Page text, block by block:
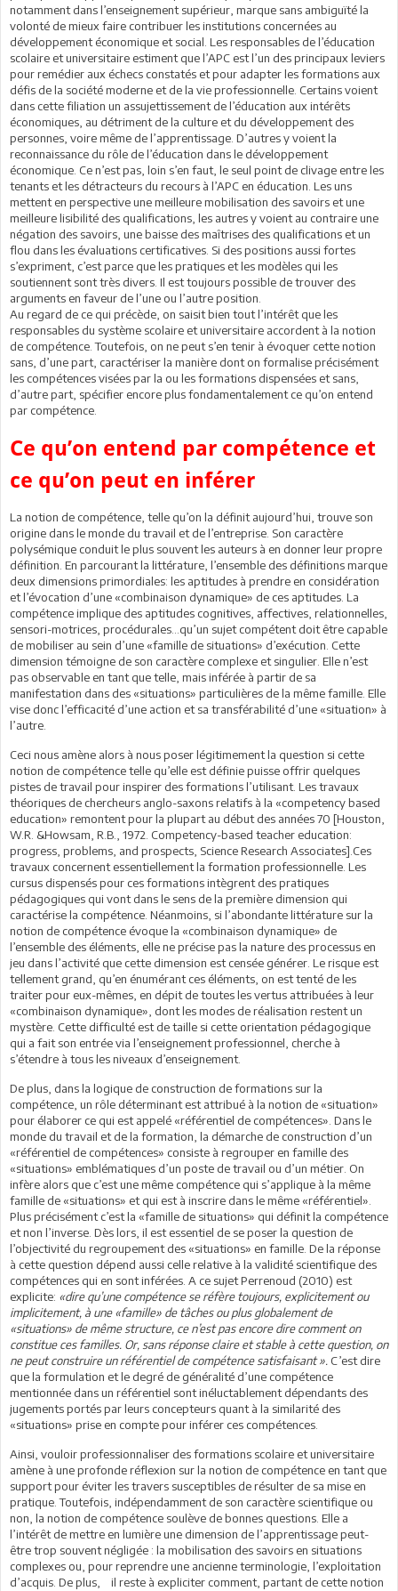
notamment dans l’enseignement supérieur, marque sans ambiguïté la
volonté de mieux faire contribuer les institutions concernées au
développement économique et social. Les responsables de l’éducation
scolaire et universitaire estiment que l’APC est l’un des principaux leviers
pour remédier aux échecs constatés et pour adapter les formations aux
défis de la société moderne et de la vie professionnelle. Certains voient
dans cette filiation un assujettissement de l’éducation aux intérêts
économiques, au détriment de la culture et du développement des
personnes, voire même de l’apprentissage. D’autres y voient la
reconnaissance du rôle de l’éducation dans le développement
économique. Ce n’est pas, loin s’en faut, le seul point de clivage entre les
tenants et les détracteurs du recours à l’APC en éducation. Les uns
mettent en perspective une meilleure mobilisation des savoirs et une
meilleure lisibilité des qualifications, les autres y voient au contraire une
négation des savoirs, une baisse des maîtrises des qualifications et un
flou dans les évaluations certificatives. Si des positions aussi fortes
s’expriment, c’est parce que les pratiques et les modèles qui les
soutiennent sont très divers. Il est toujours possible de trouver des
arguments en faveur de l’une ou l’autre position.
Au regard de ce qui précède, on saisit bien tout l’intérêt que les
responsables du système scolaire et universitaire accordent à la notion
de compétence. Toutefois, on ne peut s’en tenir à évoquer cette notion
sans, d’une part, caractériser la manière dont on formalise précisément
les compétences visées par la ou les formations dispensées et sans,
d’autre part, spécifier encore plus fondamentalement ce qu’on entend
par compétence.
Ce qu’on entend par compétence et
ce qu’on peut en inférer
La notion de compétence, telle qu’on la définit aujourd’hui, trouve son
origine dans le monde du travail et de l’entreprise. Son caractère
polysémique conduit le plus souvent les auteurs à en donner leur propre
définition. En parcourant la littérature, l’ensemble des définitions marque
deux dimensions primordiales: les aptitudes à prendre en considération
et l’évocation d’une «combinaison dynamique» de ces aptitudes. La
compétence implique des aptitudes cognitives, affectives, relationnelles,
sensori-motrices, procédurales…qu’un sujet compétent doit être capable
de mobiliser au sein d’une «famille de situations» d’exécution. Cette
dimension témoigne de son caractère complexe et singulier. Elle n’est
pas observable en tant que telle, mais inférée à partir de sa
manifestation dans des «situations» particulières de la même famille. Elle
vise donc l’efficacité d’une action et sa transférabilité d’une «situation» à
l’autre.
Ceci nous amène alors à nous poser légitimement la question si cette
notion de compétence telle qu’elle est définie puisse offrir quelques
pistes de travail pour inspirer des formations l’utilisant. Les travaux
théoriques de chercheurs anglo-saxons relatifs à la «competency based
education» remontent pour la plupart au début des années 70 [Houston,
W.R. &Howsam, R.B., 1972. Competency-based teacher education:
progress, problems, and prospects, Science Research Associates].Ces
travaux concernent essentiellement la formation professionnelle. Les
cursus dispensés pour ces formations intègrent des pratiques
pédagogiques qui vont dans le sens de la première dimension qui
caractérise la compétence. Néanmoins, si l’abondante littérature sur la
notion de compétence évoque la «combinaison dynamique» de
l’ensemble des éléments, elle ne précise pas la nature des processus en
jeu dans l’activité que cette dimension est censée générer. Le risque est
tellement grand, qu’en énumérant ces éléments, on est tenté de les
traiter pour eux-mêmes, en dépit de toutes les vertus attribuées à leur
«combinaison dynamique», dont les modes de réalisation restent un
mystère. Cette difficulté est de taille si cette orientation pédagogique
qui a fait son entrée via l’enseignement professionnel, cherche à
s’étendre à tous les niveaux d’enseignement.
De plus, dans la logique de construction de formations sur la
compétence, un rôle déterminant est attribué à la notion de «situation»
pour élaborer ce qui est appelé «référentiel de compétences». Dans le
monde du travail et de la formation, la démarche de construction d’un
«référentiel de compétences» consiste à regrouper en famille des
«situations» emblématiques d’un poste de travail ou d’un métier. On
infère alors que c’est une même compétence qui s’applique à la même
famille de «situations» et qui est à inscrire dans le même «référentiel».
Plus précisément c’est la «famille de situations» qui définit la compétence
et non l’inverse. Dès lors, il est essentiel de se poser la question de
l’objectivité du regroupement des «situations» en famille. De la réponse
à cette question dépend aussi celle relative à la validité scientifique des
compétences qui en sont inférées. A ce sujet Perrenoud (2010) est
explicite: «dire qu’une compétence se réfère toujours, explicitement ou
implicitement, à une «famille» de tâches ou plus globalement de
«situations» de même structure, ce n’est pas encore dire comment on
constitue ces familles. Or, sans réponse claire et stable à cette question, on
ne peut construire un référentiel de compétence satisfaisant ». C’est dire
que la formulation et le degré de généralité d’une compétence
mentionnée dans un référentiel sont inéluctablement dépendants des
jugements portés par leurs concepteurs quant à la similarité des
«situations» prise en compte pour inférer ces compétences.
Ainsi, vouloir professionnaliser des formations scolaire et universitaire
amène à une profonde réflexion sur la notion de compétence en tant que
support pour éviter les travers susceptibles de résulter de sa mise en
pratique. Toutefois, indépendamment de son caractère scientifique ou
non, la notion de compétence soulève de bonnes questions. Elle a
l’intérêt de mettre en lumière une dimension de l’apprentissage peut-
être trop souvent négligée : la mobilisation des savoirs en situations
complexes ou, pour reprendre une ancienne terminologie, l’exploitation
d’acquis. De plus, il reste à expliciter comment, partant de cette notion